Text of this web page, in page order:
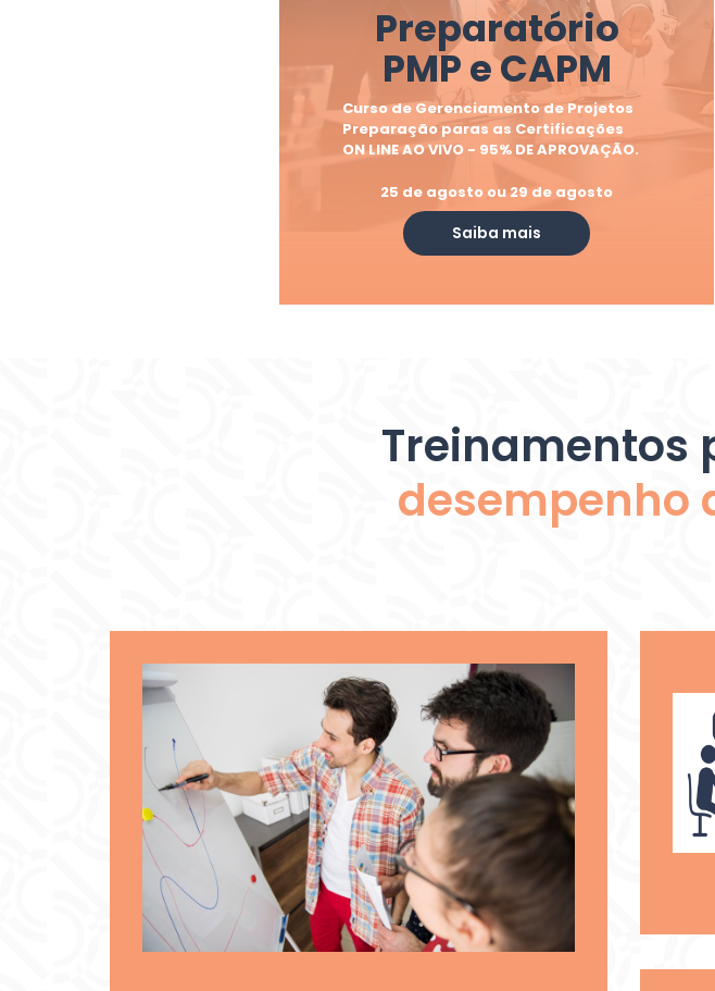
Preparatório
PMP e CAPM
Curso de Gerenciamento de Projetos
Preparação paras as Certificações
ON LINE AO VIVO - 95% DE APROVAÇÃO.
25 de agosto ou 29 de agosto
Saiba mais
Treinamentos
desempenho